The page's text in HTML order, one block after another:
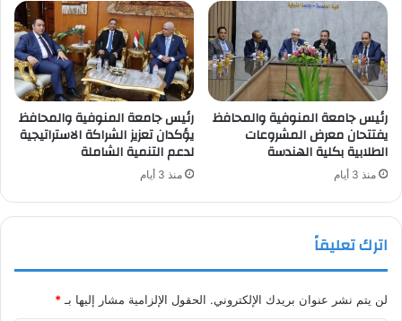
رئيس جامعة المنوفية والمحافظ
يفتتحان معرض المشروعات
الطلابية بكلية الهندسة
منذ 3 أيام
رئيس جامعة المنوفية والمحافظ
يؤكدان تعزيز الشراكة الاستراتيجية
لدعم التنمية الشاملة
منذ 3 أيام
اترك تعليقاً
لن يتم نشر عنوان بريدك الإلكتروني. الحقول الإلزامية مشار إليها بـ*